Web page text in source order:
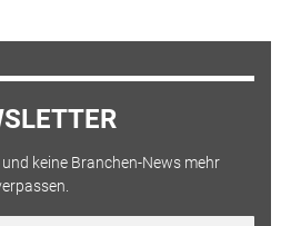
keine Branchen-News mehr